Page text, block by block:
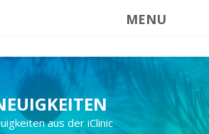
MENU
aus der iClinic